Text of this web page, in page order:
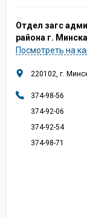
Отдел загс
района г. Минска
Посмотреть на
220102, г.
374-98-56
374-92-06
374-92-54
374-98-71